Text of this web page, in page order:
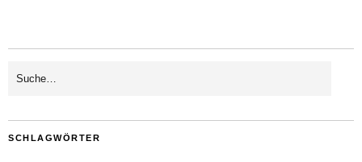
SCHLAGWÖRTER